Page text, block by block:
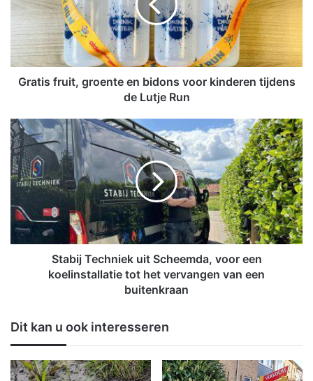
f
u
g
r
o
e
n
e
e
s
v
o
o
Gratis fruit, groente en bidons voor kinderen tijdens
de Lutje Run
S
t
a
b
T
e
c
u
i
t
S
Stabij Techniek uit Scheemda, voor een
koelinstallatie tot het vervangen van een
buitenkraan
Dit kan u ook interesseren